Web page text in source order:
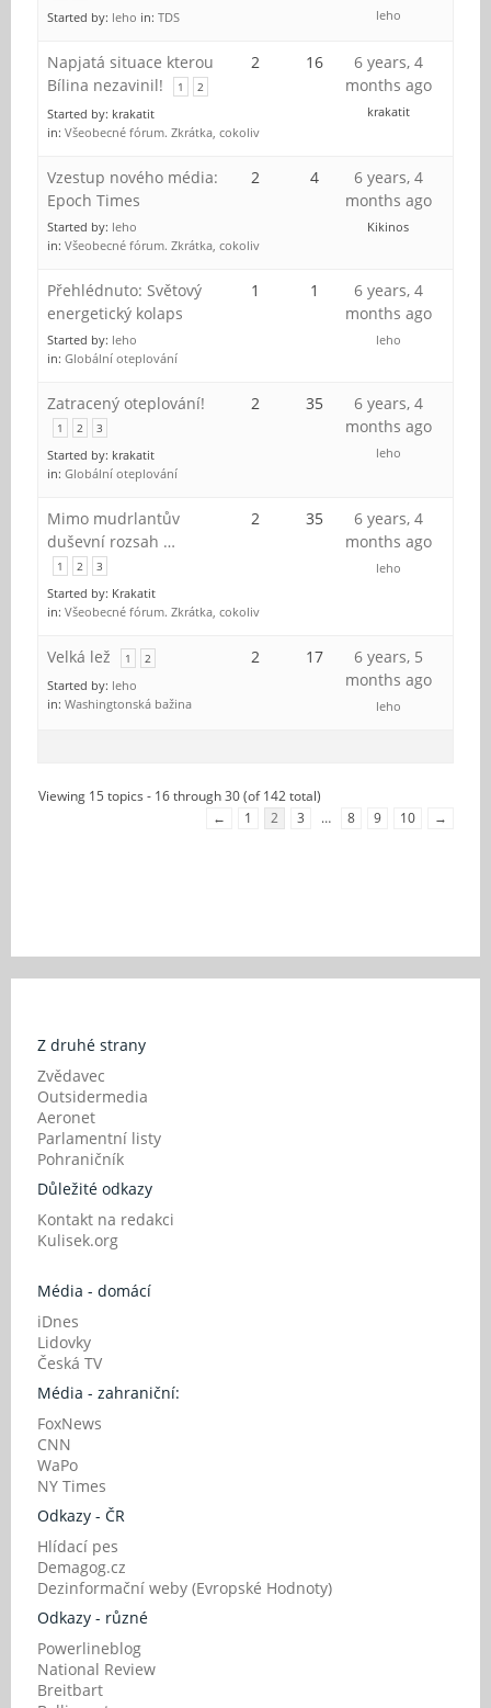
Started by: leho in: TDS leho
Napjatá situace kterou
Bílina nezavinil!
1 2
Started by: krakatit
in: Všeobecné fórum. Zkrátka, cokoliv
2 16
6 years, 4
months ago
krakatit
Vzestup nového média:
Epoch Times
Started by: leho
in: Všeobecné fórum. Zkrátka, cokoliv
2 4
6 years, 4
months ago
Kikinos
Přehlédnuto: Světový
energetický kolaps
Started by: leho
in: Globální oteplování
1 1
6 years, 4
months ago
leho
Zatracený oteplování!
1 2 3
Started by: krakatit
in: Globální oteplování
2 35
6 years, 4
months ago
leho
Mimo mudrlantův
duševní rozsah …
1 2 3
Started by: Krakatit
in: Všeobecné fórum. Zkrátka, cokoliv
2 35
6 years, 4
months ago
leho
Velká lež 1 2
Started by: leho
in: Washingtonská bažina
2 17
6 years, 5
months ago
leho
Viewing 15 topics - 16 through 30 (of 142 total)
←
1 2 3 … 8 9 10 →
Z druhé strany
Zvědavec
Outsidermedia
Aeronet
Parlamentní listy
Pohraničník
Důležité odkazy
Kontakt na redakci
Kulisek.org
Média - domácí
iDnes
Lidovky
Česká TV
Média - zahraniční:
FoxNews
CNN
WaPo
NY Times
Odkazy - ČR
Hlídací pes
Demagog.cz
Dezinformační weby (Evropské Hodnoty)
Odkazy - různé
Powerlineblog
National Review
Breitbart